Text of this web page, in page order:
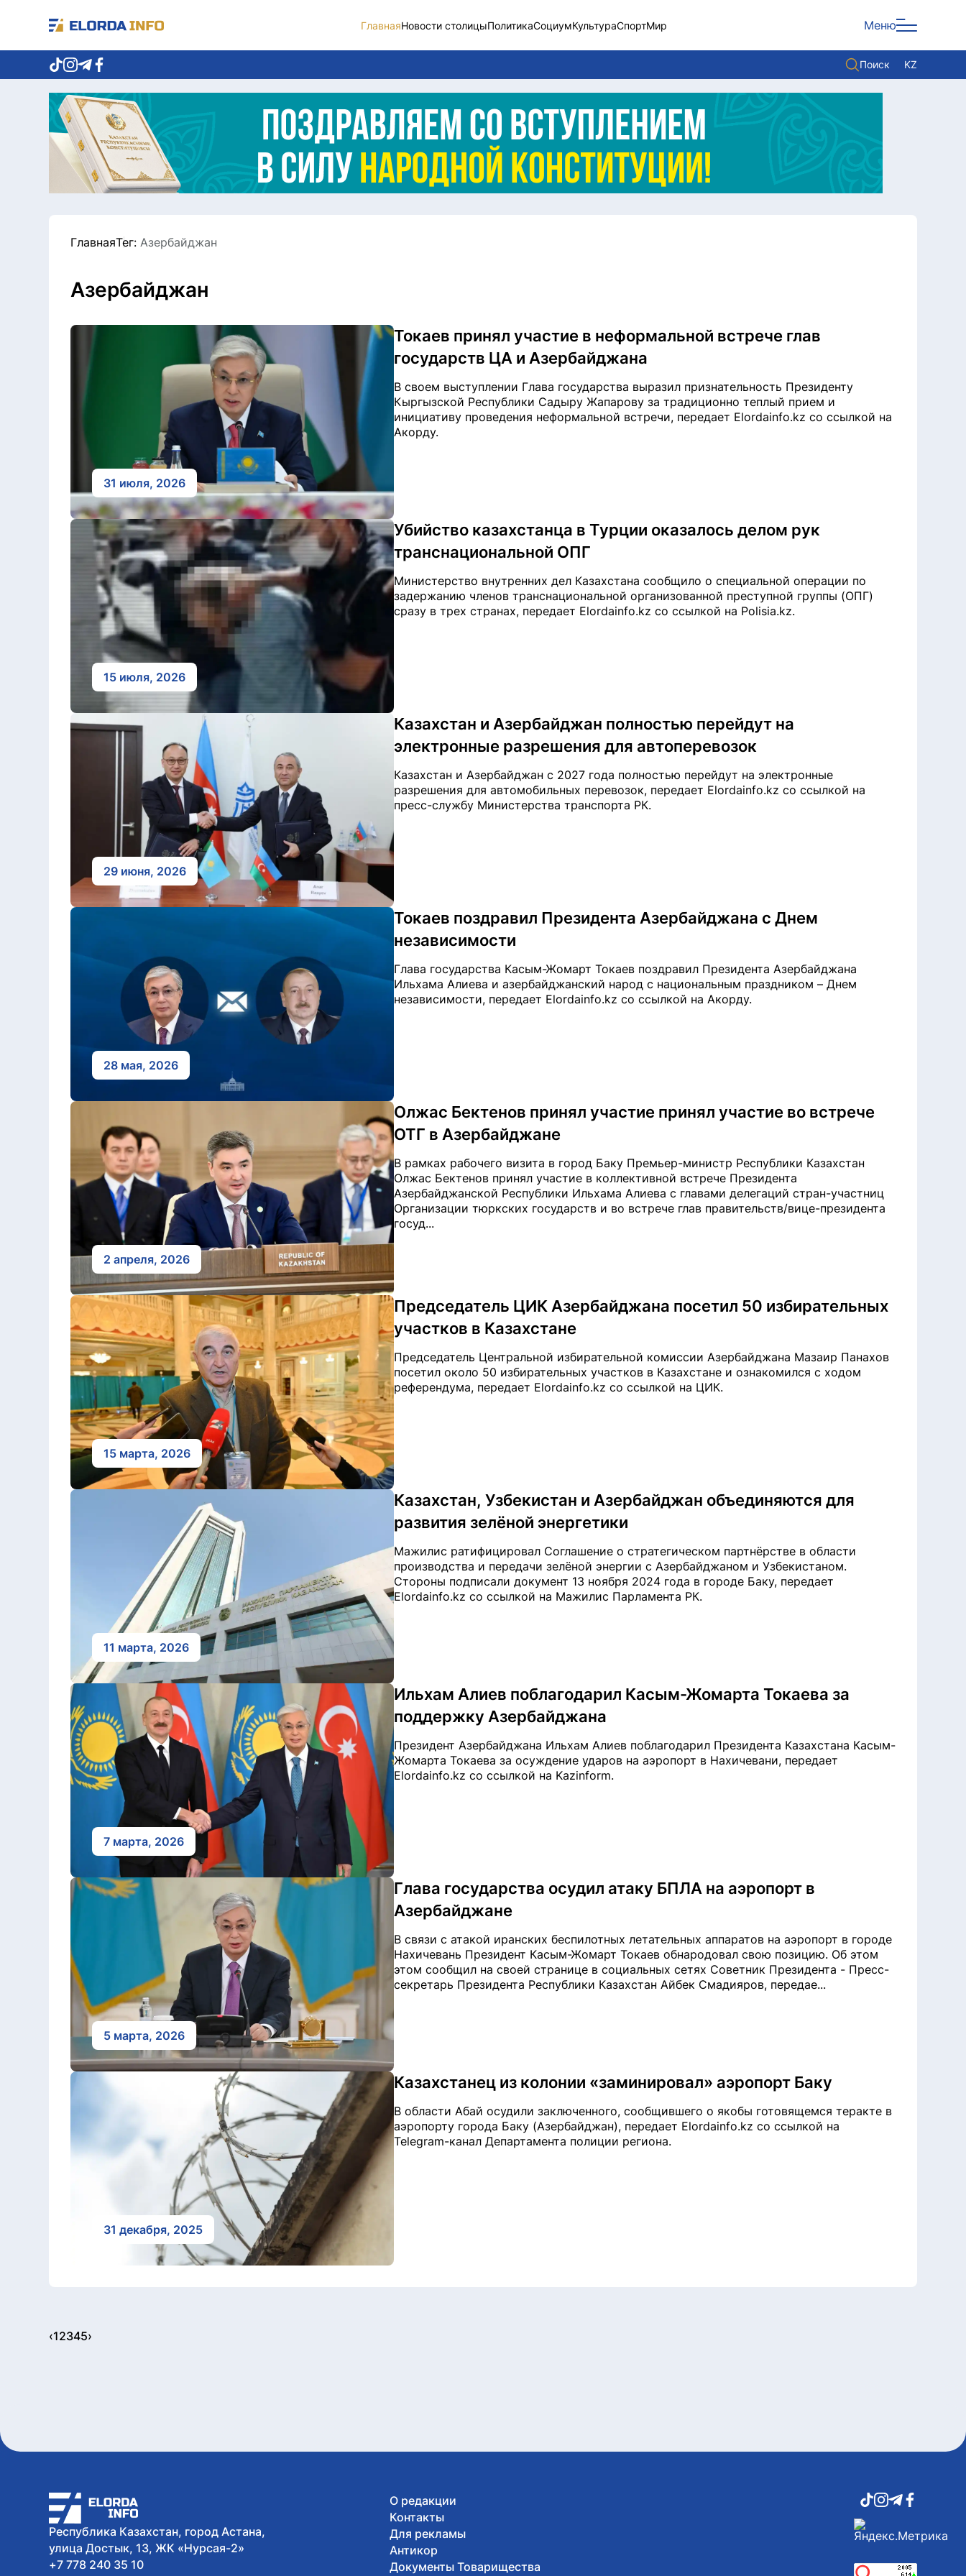
ГлавнаяНовости столицыПолитикаСоциумКультураСпортМир Меню
Поиск KZ
Новости столицы
Политика
Социум
Экономика
Спорт
Культура
ГлавнаяТег: Азербайджан
Азербайджан
31 июля, 2026
Токаев принял участие в неформальной встрече глав
государств ЦА и Азербайджана
В своем выступлении Глава государства выразил признательность Президенту
Кыргызской Республики Садыру Жапарову за традиционно теплый прием и
инициативу проведения неформальной встречи, передает Elordainfo.kz со ссылкой на
Акорду.
15 июля, 2026
Убийство казахстанца в Турции оказалось делом рук
транснациональной ОПГ
Министерство внутренних дел Казахстана сообщило о специальной операции по
задержанию членов транснациональной организованной преступной группы (ОПГ)
сразу в трех странах, передает Elordainfo.kz со ссылкой на Polisia.kz.
29 июня, 2026
Казахстан и Азербайджан полностью перейдут на
электронные разрешения для автоперевозок
Казахстан и Азербайджан с 2027 года полностью перейдут на электронные
разрешения для автомобильных перевозок, передает Elordainfo.kz со ссылкой на
пресс-службу Министерства транспорта РК.
28 мая, 2026
Токаев поздравил Президента Азербайджана с Днем
независимости
Глава государства Касым-Жомарт Токаев поздравил Президента Азербайджана
Ильхама Алиева и азербайджанский народ с национальным праздником – Днем
независимости, передает Elordainfo.kz со ссылкой на Акорду.
2 апреля, 2026
Олжас Бектенов принял участие принял участие во встрече
ОТГ в Азербайджане
В рамках рабочего визита в город Баку Премьер-министр Республики Казахстан
Олжас Бектенов принял участие в коллективной встрече Президента
Азербайджанской Республики Ильхама Алиева с главами делегаций стран-участниц
Организации тюркских государств и во встрече глав правительств/вице-президента
госуд...
15 марта, 2026
Председатель ЦИК Азербайджана посетил 50 избирательных
участков в Казахстане
Председатель Центральной избирательной комиссии Азербайджана Мазаир Панахов
посетил около 50 избирательных участков в Казахстане и ознакомился с ходом
референдума, передает Elordainfo.kz со ссылкой на ЦИК.
11 марта, 2026
Казахстан, Узбекистан и Азербайджан объединяются для
развития зелёной энергетики
Мажилис ратифицировал Соглашение о стратегическом партнёрстве в области
производства и передачи зелёной энергии с Азербайджаном и Узбекистаном.
Стороны подписали документ 13 ноября 2024 года в городе Баку, передает
Elordainfo.kz со ссылкой на Мажилис Парламента РК.
7 марта, 2026
Ильхам Алиев поблагодарил Касым-Жомарта Токаева за
поддержку Азербайджана
Президент Азербайджана Ильхам Алиев поблагодарил Президента Казахстана Касым-
Жомарта Токаева за осуждение ударов на аэропорт в Нахичевани, передает
Elоrdainfo.kz со ссылкой на Kazinform.
5 марта, 2026
Глава государства осудил атаку БПЛА на аэропорт в
Азербайджане
В связи с атакой иранских беспилотных летательных аппаратов на аэропорт в городе
Нахичевань Президент Касым-Жомарт Токаев обнародовал свою позицию. Об этом
этом сообщил на своей странице в социальных сетях Советник Президента - Пресс-
секретарь Президента Республики Казахстан Айбек Смадияров, передае...
31 декабря, 2025
Казахстанец из колонии «заминировал» аэропорт Баку
В области Абай осудили заключенного, сообщившего о якобы готовящемся теракте в
аэропорту города Баку (Азербайджан), передает Elordainfo.kz со ссылкой на
Telegram-канал Департамента полиции региона.
‹12345›
Республика Казахстан, город Астана,
улица Достык, 13, ЖК «Нурсая-2»
+7 778 240 35 10
О редакции
Контакты
Для рекламы
Антикор
Документы Товарищества